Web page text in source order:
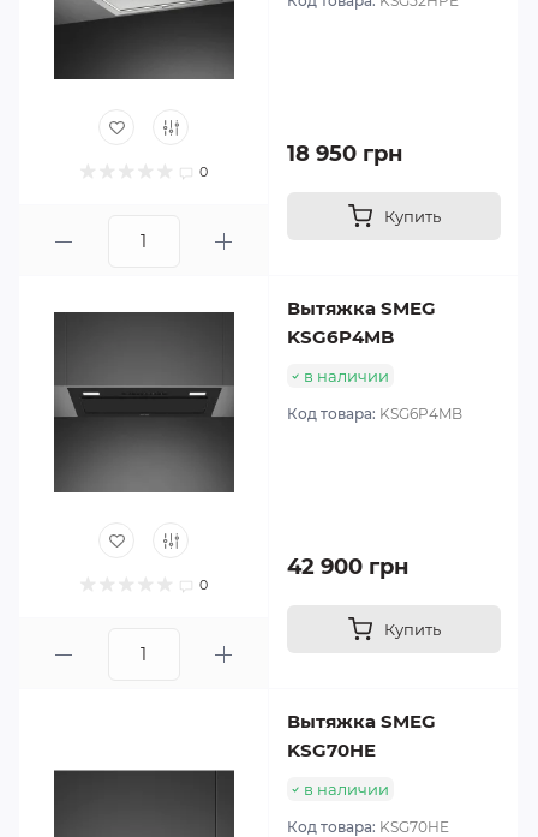
0
18 950 грн
Купить
0
Вытяжка SMEG
KSG6P4MB
в наличии
Код товара: KSG6P4MB
42 900 грн
Купить
Вытяжка SMEG
KSG70HE
в наличии
Код товара: KSG70HE